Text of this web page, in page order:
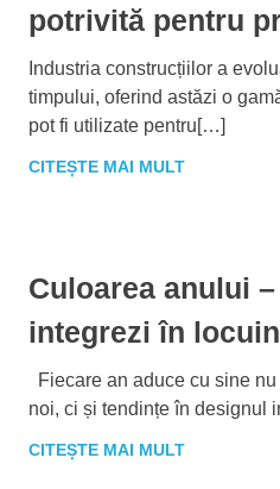
potrivită pentru
Industria construcțiilor a
timpului, oferind astăzi o
pot fi utilizate pentru[…]
CITEȘTE MAI MULT
Culoarea anului
integrezi în
Fiecare an aduce cu sine
noi, ci și tendințe în designul
CITEȘTE MAI MULT